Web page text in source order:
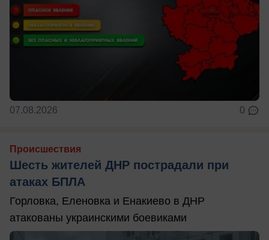
07.08.2026 0
Происшествия
Шесть жителей ДНР пострадали при
атаках БПЛА
Горловка, Еленовка и Енакиево в ДНР
атакованы украинскими боевиками